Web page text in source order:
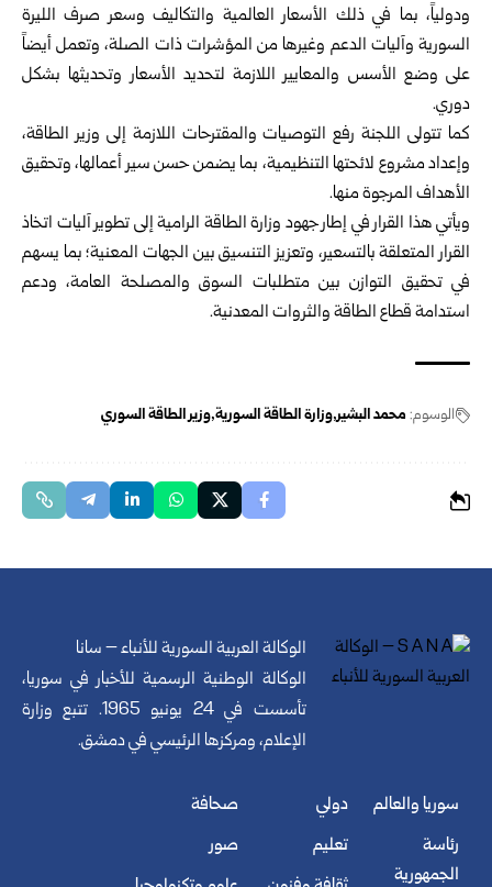
ودولياً، بما في ذلك الأسعار العالمية والتكاليف وسعر صرف الليرة
السورية وآليات الدعم وغيرها من المؤشرات ذات الصلة، وتعمل أيضاً
على وضع الأسس والمعايير اللازمة لتحديد الأسعار وتحديثها بشكل
دوري.
كما تتولى اللجنة رفع التوصيات والمقترحات اللازمة إلى وزير الطاقة،
وإعداد مشروع لائحتها التنظيمية، بما يضمن حسن سير أعمالها، وتحقيق
الأهداف المرجوة منها.
ويأتي هذا القرار في إطار جهود وزارة الطاقة الرامية إلى تطوير آليات اتخاذ
القرار المتعلقة بالتسعير، وتعزيز التنسيق بين الجهات المعنية؛ بما يسهم
في تحقيق التوازن بين متطلبات السوق والمصلحة العامة، ودعم
استدامة قطاع الطاقة والثروات المعدنية.
الوسوم: محمد البشير وزارة الطاقة السورية وزير الطاقة السوري
الوكالة العربية السورية للأنباء – سانا
الوكالة الوطنية الرسمية للأخبار في سوريا،
تأسست في 24 يونيو 1965. تتبع وزارة
الإعلام، ومركزها الرئيسي في دمشق.
سوريا والعالم
رئاسة
الجمهورية
دولي
تعليم
صحافة
صور